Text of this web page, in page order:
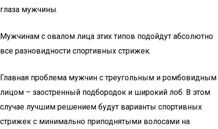
глаза мужчины.
Мужчинам с овалом лица этих типов подойдут абсолютно
все разновидности спортивных стрижек.
Главная проблема мужчин с треугольным и ромбовидным
лицом – заостренный подбородок и широкий лоб. В этом
случае лучшим решением будут варианты спортивных
стрижек с минимально приподнятыми волосами на